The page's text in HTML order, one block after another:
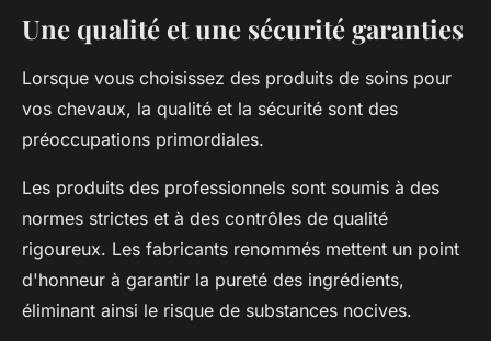
Une qualité et une sécurité garanties
Lorsque vous choisissez des produits de soins pour
vos chevaux, la qualité et la sécurité sont des
préoccupations primordiales.
Les produits des professionnels sont soumis à des
normes strictes et à des contrôles de qualité
rigoureux. Les fabricants renommés mettent un point
d'honneur à garantir la pureté des ingrédients,
éliminant ainsi le risque de substances nocives.